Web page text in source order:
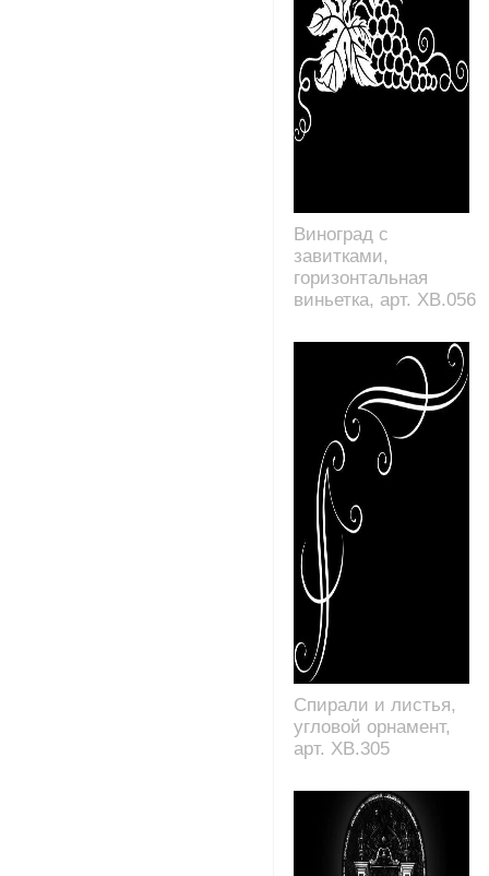
Виноград с
завитками,
горизонтальная
виньетка, арт. XB.056
Спирали и листья,
угловой орнамент,
арт. XB.305